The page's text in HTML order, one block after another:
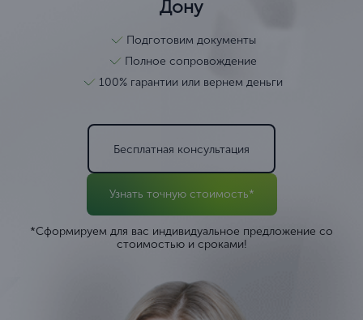
Дону
Подготовим документы
Полное сопровождение
100% гарантии или вернем деньги
Бесплатная консультация
Узнать точную стоимость*
*Сформируем для вас индивидуальное предложение со
стоимостью и сроками!